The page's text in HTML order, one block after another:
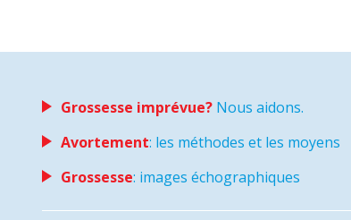
Grossesse imprévue? Nous aidons.
Avortement: les méthodes et les moyens
Grossesse: images échographiques